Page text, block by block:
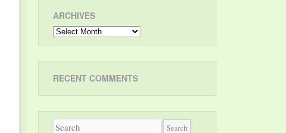
ARCHIVES
Archives
RECENT COMMENTS